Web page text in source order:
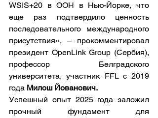
WSIS+20 в ООН в Нью-Йорке, что
еще раз подтвердило ценность
последовательного международного
присутствия», – прокомментировал
президент OpenLink Group (Сербия),
профессор Белградского
университета, участник FFL с 2019
года Милош Йованович.
Успешный опыт 2025 года заложил
прочный фундамент для